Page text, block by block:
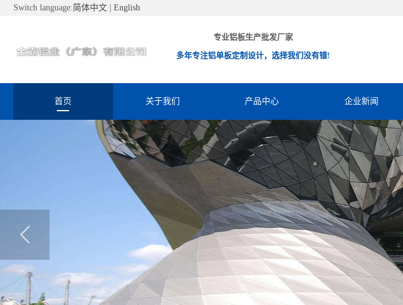
Switch language:简体中文 English
专业铝板生产批发厂家
多年专注铝单板定制设计，选择我们没有错!
首页 关于我们 产品中心 企业新闻